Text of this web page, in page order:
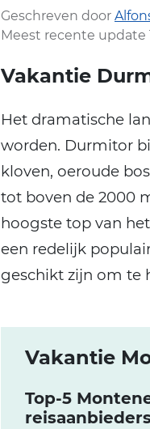
Geschreven door
Meest recente update
Vakantie
Het dramatische
worden. Durmitor
kloven, oeroude
tot boven de 2000
hoogste top van
een redelijk
geschikt zijn om te
Vakantie
Top-5
reisaanbieders